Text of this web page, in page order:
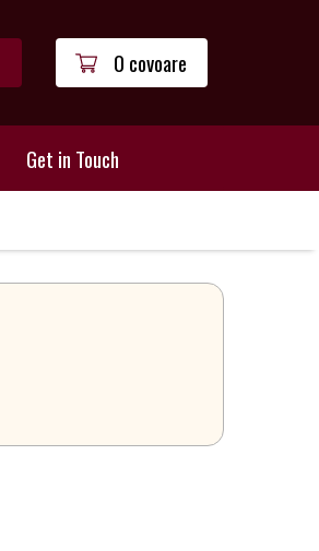
0 covoare
Get in Touch